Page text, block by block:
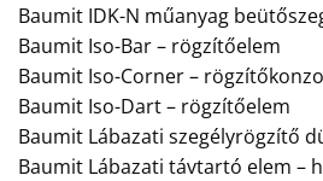
Baumit IDK-N műanyag
Baumit Iso-Bar – rögzítőelem
Baumit Iso-Corner –
Baumit Iso-Dart – rögzítőelem
Baumit Lábazati szegélyrögzítő
Baumit Lábazati távtartó elem –